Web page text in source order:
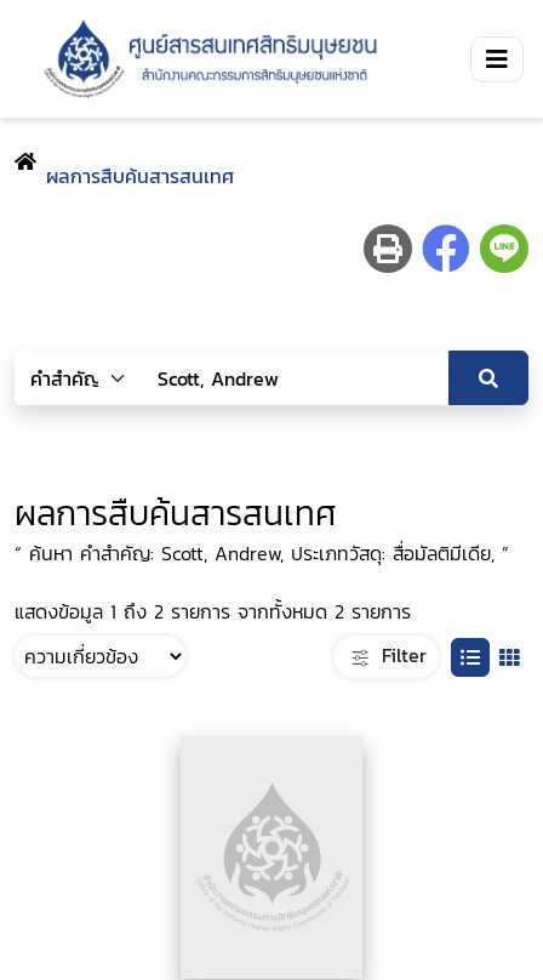
ผลการสืบค้นสารสนเทศ
ผลการสืบค้นสารสนเทศ
“ ค้นหา คำสำคัญ: Scott, Andrew, ประเภทวัสดุ: สื่อมัลติมีเดีย, ”
แสดงข้อมูล 1 ถึง 2 รายการ จากทั้งหมด 2 รายการ
Filter